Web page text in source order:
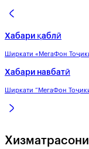
Хабари қаблӣ
Ширкати «МегаФон
Хабари навбатӣ
Ширкати “МегаФон